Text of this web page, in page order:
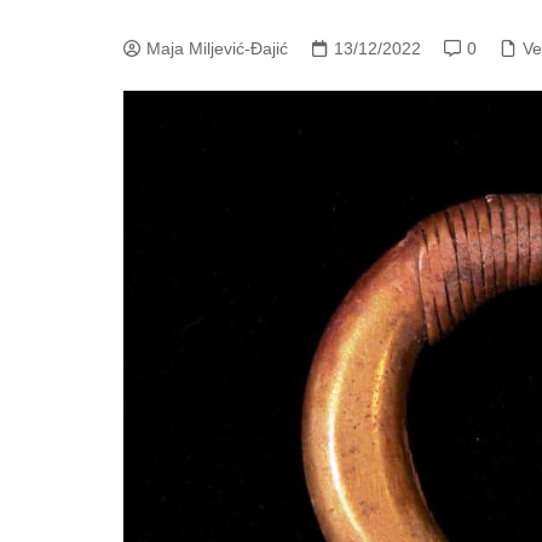
Maja Miljević-Đajić 13/12/2022 0